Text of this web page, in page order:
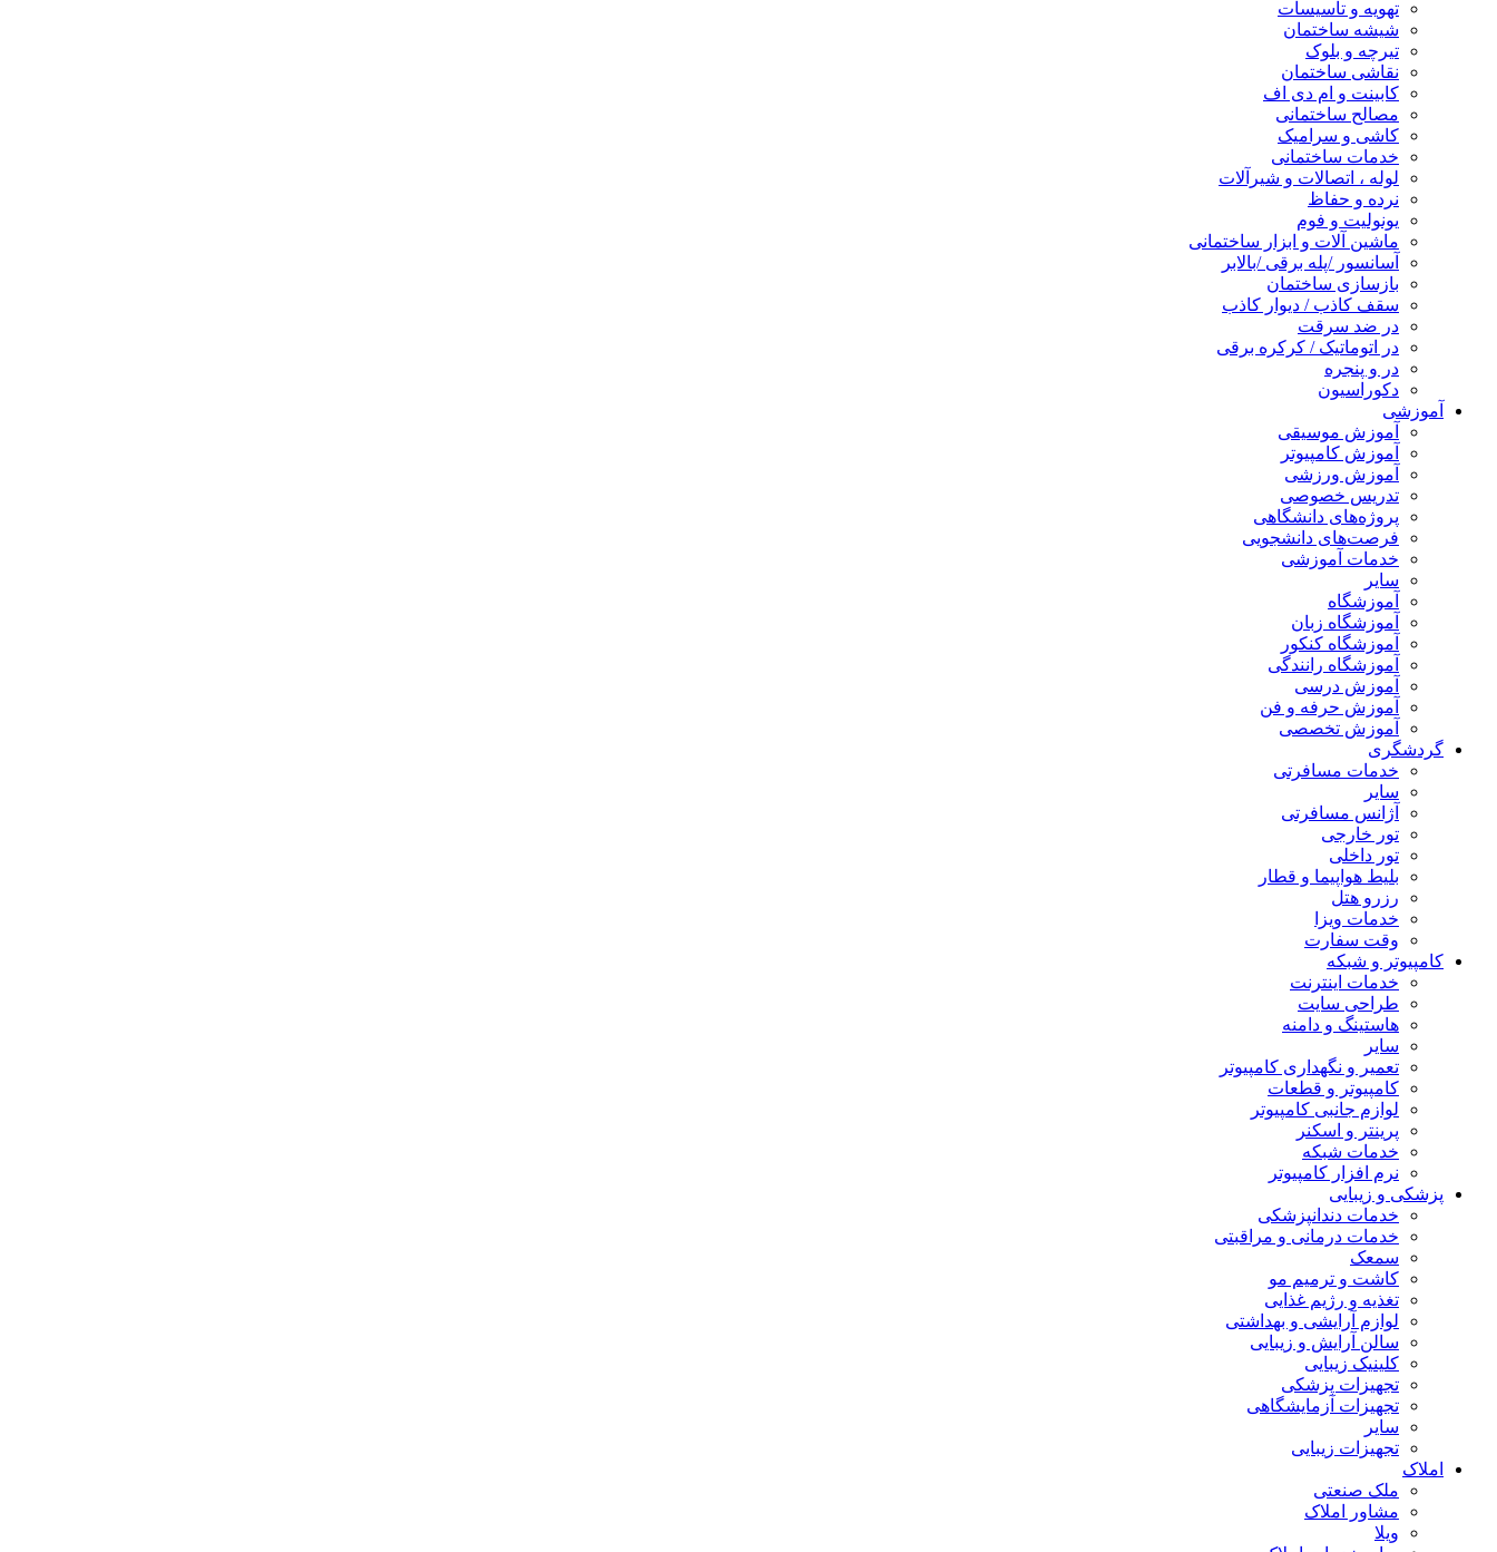
تهویه و تاسیسات
شیشه ساختمان
تیرچه و بلوک
نقاشی ساختمان
کابینت و ام دی اف
مصالح ساختمانی
کاشی و سرامیک
خدمات ساختمانی
لوله ، اتصالات و شیرآلات
نرده و حفاظ
یونولیت و فوم
ماشین آلات و ابزار ساختمانی
آسانسور /پله برقی /بالابر
بازسازی ساختمان
سقف کاذب / دیوار کاذب
در ضد سرقت
در اتوماتیک / کرکره برقی
در و پنجره
دکوراسیون
آموزشی
آموزش موسیقی
آموزش کامپیوتر
آموزش ورزشی
تدریس خصوصی
پروژه‌های دانشگاهی
فرصت‌های دانشجویی
خدمات آموزشی
سایر
آموزشگاه
آموزشگاه زبان
آموزشگاه کنکور
آموزشگاه رانندگی
آموزش درسی
آموزش حرفه و فن
آموزش تخصصی
گردشگری
خدمات مسافرتی
سایر
آژانس مسافرتی
تور خارجی
تور داخلی
بلیط هواپیما و قطار
رزرو هتل
خدمات ویزا
وقت سفارت
کامپیوتر و شبکه
خدمات اینترنت
طراحی سایت
هاستینگ و دامنه
سایر
تعمیر و نگهداری کامپیوتر
کامپیوتر و قطعات
لوازم جانبی کامپیوتر
پرینتر و اسکنر
خدمات شبکه
نرم افزار کامپیوتر
پزشکی و زیبایی
خدمات دندانپزشکی
خدمات درمانی و مراقبتی
سمعک
کاشت و ترمیم مو
تغذیه و رژیم غذایی
لوازم آرایشی و بهداشتی
سالن آرایش و زیبایی
کلینیک زیبایی
تجهیزات پزشکی
تجهیزات آزمایشگاهی
سایر
تجهیزات زیبایی
املاک
ملک صنعتی
مشاور املاک
ویلا